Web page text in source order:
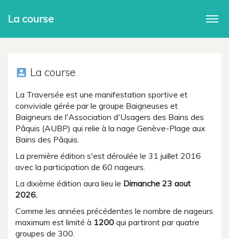
La course
account_box La course
La Traversée est une manifestation sportive et
conviviale gérée par le groupe Baigneuses et
Baigneurs de l'Association d'Usagers des Bains des
Pâquis (AUBP) qui relie à la nage Genève-Plage aux
Bains des Pâquis.
La première édition s'est déroulée le 31 juillet 2016
avec la participation de 60 nageurs.
La dixième édition aura lieu le Dimanche 23 aout
2026.
Comme les années précédentes le nombre de nageurs
maximum est limité à 1200 qui partiront par quatre
groupes de 300.